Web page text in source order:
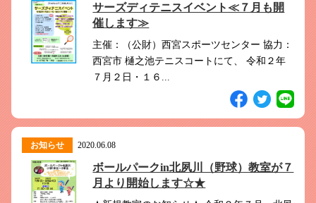
サーズディテニスイベント≪７月も開
催します≫
主催：（公財）西宮スポーツセンター 協力：
西宮市 樋之池テニスコートにて、 令和２年
７月２日・１６...
お知らせ 2020.06.08
ボールパークin北夙川（野球）教室が７
月より開始します☆★